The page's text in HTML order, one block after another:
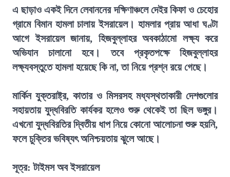
এ ছাড়াও একই দিনে লেবাননের দক্ষিণাঞ্চলে দেইর কিফা ও চেহোর
গ্রামে বিমান হামলা চালায় ইসরায়েল। হামলার প্রায় আধা ঘণ্টা
আগে ইসরায়েল জানায়, হিজবুল্লাহর অবকাঠামো লক্ষ্য করে
অভিযান চালানো হবে। তবে প্রকৃতপক্ষে হিজবুল্লাহর
লক্ষ্যবস্তুতে হামলা হয়েছে কি না, তা নিয়ে প্রশ্ন রয়ে গেছে।
মার্কিন যুক্তরাষ্ট্র, কাতার ও মিসরসহ মধ্যস্থতাকারী দেশগুলোর
সহায়তায় যুদ্ধবিরতি কার্যকর হলেও শুরু থেকেই তা ছিল ভঙ্গুর।
এখনো যুদ্ধবিরতির দ্বিতীয় ধাপ নিয়ে কোনো আলোচনা শুরু হয়নি,
ফলে চুক্তির ভবিষ্যৎ অনিশ্চয়তায় ঝুলে আছে।
সূত্র: টাইমস অব ইসরায়েল